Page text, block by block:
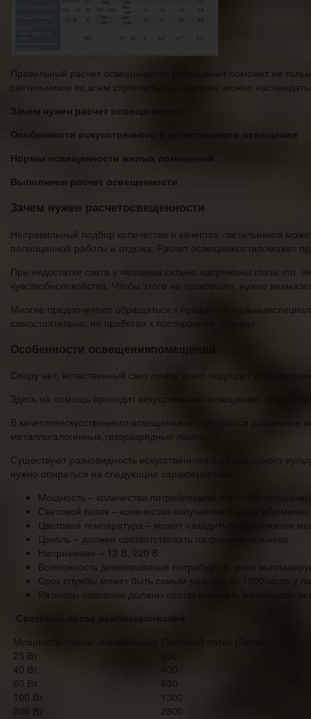
Правильный расчет освещенности помещения поможет не
светильников по всем строительным нормам, можно
Зачем нужен расчет освещенности
Особенности искусственного и естественного освещения
Нормы освещенности жилых помещений
Выполняем расчет освещенности
Зачем нужен расчетосвещенности
Неправильный подбор количества и качества светильников
полноценной работы и отдыха. Расчет освещенностипоможет
При недостатке света у человека сильно напряжены глаза,что
чувствобеспокойства. Чтобы этого не произошло, нужно
Многие предпочитают обращаться к
самостоятельно, не прибегая к посторонней помощи.
Особенности освещенияпомещений
Спору нет, естественный свет лучше всего подходит
Здесь на помощь приходит искусственное освещение,
В качествеискусственного освещения используются
металлогалогенные,газоразрядные лампы.
Существуют разновидность искусственного инфракрасного
нужно опираться на следующие характеристики:
Мощность – количество потребляемой
Световой поток – количество излучаемого света вЛюменах
Цветовая температура – может находиться вдиапазоне
Цоколь – должен соответствовать патронусветильника
Напряжение – 12 В, 220 В
Возможность диммирования потребуется, если
Срок службы может быть самым разным, от 1000часов у
Размеры лампочки должны соответствовать
Световой поток лампнакаливания
Мощность лампы накаливания
25 Вт
40 Вт
400
60 Вт
630
100 Вт
1300
200 Вт
2800